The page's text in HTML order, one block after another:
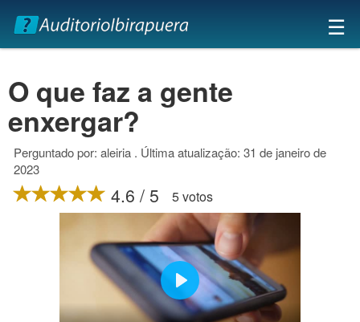
×
☰
O que faz a gente
enxergar?
Perguntado por: aleiria . Última atualização: 31 de janeiro de
2023
4.6 / 5 5 votos
Play